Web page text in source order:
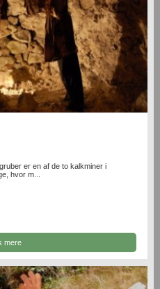
er en af de to kalkminer i
hvor m...
mere